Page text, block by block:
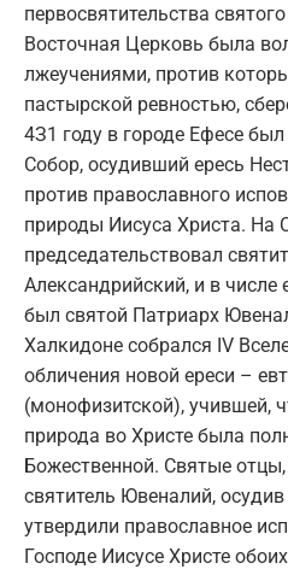
первосвятительства
Восточная Церковь была
лжеучениями, против
пастырской ревностью,
4З1 году в городе Ефесе
Собор, осудивший ересь
против православного
природы Иисуса Христа. На
председательствовал
Александрийский, и в
был святой Патриарх
Халкидоне собрался IV
обличения новой ереси –
(монофизитской), учившей,
природа во Христе была
Божественной. Святые
святитель Ювеналий, осудив
утвердили православное
Господе Иисусе Христе